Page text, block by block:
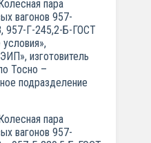
пара
вагонов 957-
957-Г-245,2-Б-ГОСТ
изготовитель
Тосно –
подразделение
пара
вагонов 957-